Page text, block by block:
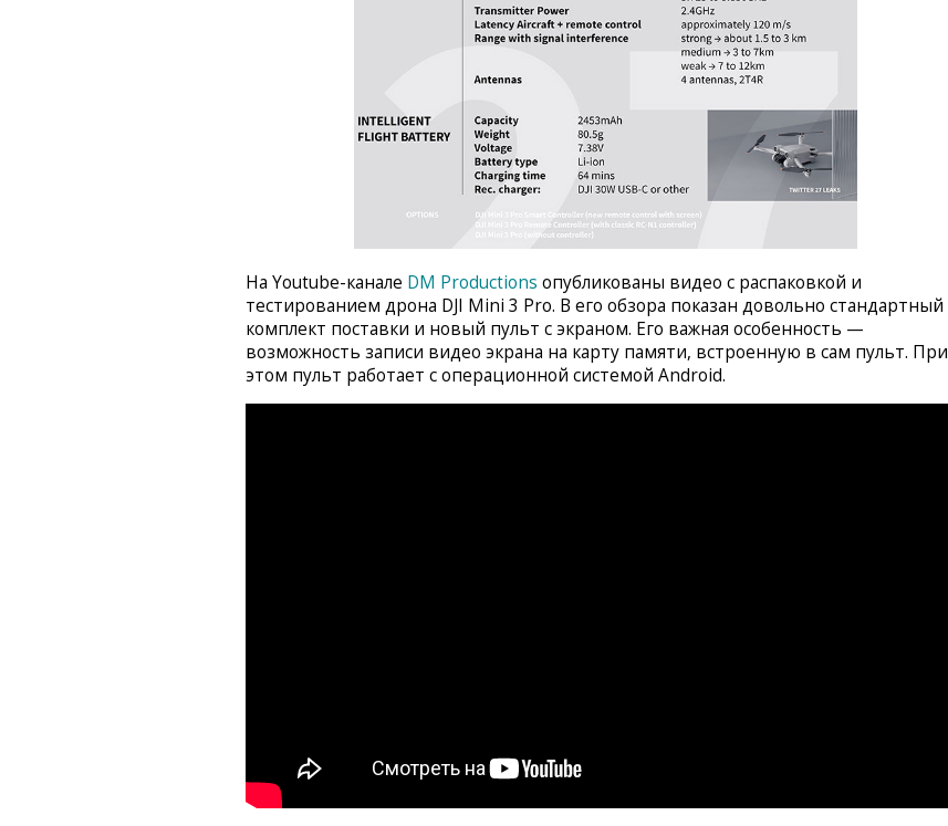
На Youtube-канале DM Productions опубликованы видео с распаковкой и
тестированием дрона DJI Mini 3 Pro. В его обзора показан довольно стандартный
комплект поставки и новый пульт с экраном. Его важная особенность —
возможность записи видео экрана на карту памяти, встроенную в сам пульт. При
этом пульт работает с операционной системой Android.